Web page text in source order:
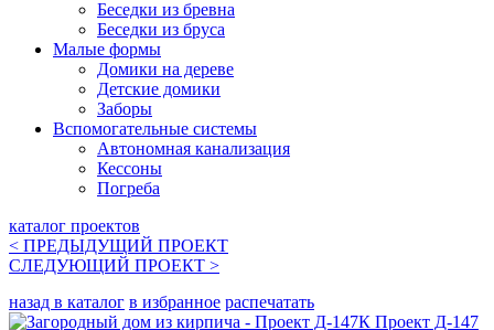
Беседки из бревна
Беседки из бруса
Малые формы
Домики на дереве
Детские домики
Заборы
Вспомогательные системы
Автономная канализация
Кессоны
Погреба
каталог проектов
< ПРЕДЫДУЩИЙ ПРОЕКТ
СЛЕДУЮЩИЙ ПРОЕКТ >
назад в каталог в избранное распечатать